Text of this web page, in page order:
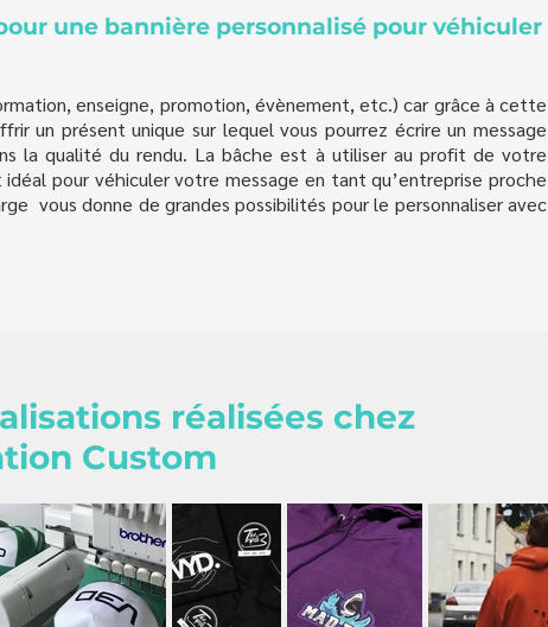
une bannière personnalisé pour véhiculer
enseigne, promotion, évènement, etc.) car grâce à cette
un présent unique sur lequel vous pourrez écrire un message
la qualité du rendu. La bâche est à utiliser au profit de votre
pour véhiculer votre message en tant qu’entreprise proche
vous donne de grandes possibilités pour le personnaliser avec
réalisées chez
Custom